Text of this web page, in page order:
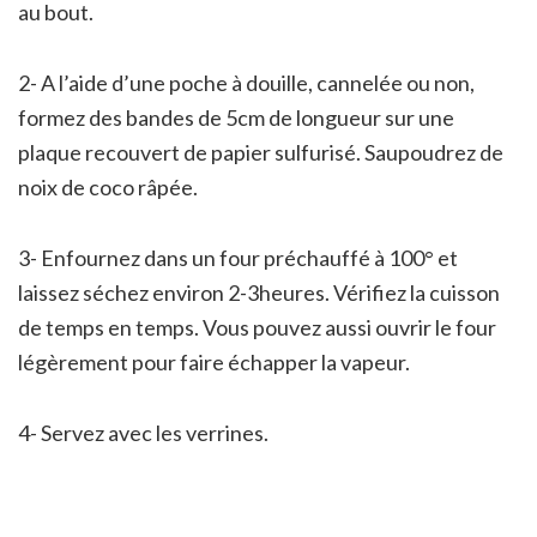
au bout.
2- A l’aide d’une poche à douille, cannelée ou non,
formez des bandes de 5cm de longueur sur une
plaque recouvert de papier sulfurisé. Saupoudrez de
noix de coco râpée.
3- Enfournez dans un four préchauffé à 100° et
laissez séchez environ 2-3heures. Vérifiez la cuisson
de temps en temps. Vous pouvez aussi ouvrir le four
légèrement pour faire échapper la vapeur.
4- Servez avec les verrines.